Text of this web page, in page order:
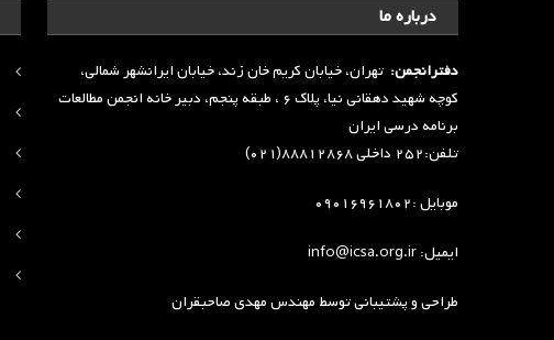
درباره ما
دفترانجمن: تهران، خیابان کریم خان زند، خیابان ایرانشهر شمالی،
کوچه شهید دهقانی نیا، پلاک ۶ ، طبقه پنجم، دبیر خانه انجمن مطالعات
برنامه درسی ایران
تلفن:۲۵۲ داخلی ۸۸۸۱۲۸۶۸(۰۲۱)
موبایل :۰۹۰۱۶۹۶۱۸۰۲
ایمیل: info@icsa.org.ir
طراحی و پشتیبانی توسطمهندس مهدی صاحبقران